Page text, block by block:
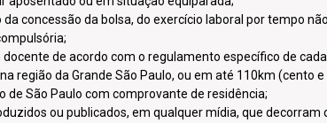
da concessão da bolsa, do exercício laboral por tempo
docente de acordo com o regulamento específico de
região da Grande São Paulo, ou em até 110km (cento
de São Paulo com comprovante de residência;
ou publicados, em qualquer mídia, que